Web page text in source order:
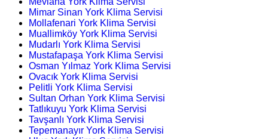
Mimar Sinan York Klima Servisi
Mollafenari York Klima Servisi
Muallimköy York Klima Servisi
Mudarlı York Klima Servisi
Mustafapaşa York Klima Servisi
Osman Yılmaz York Klima Servisi
Ovacık York Klima Servisi
Pelitli York Klima Servisi
Sultan Orhan York Klima Servisi
Tatlıkuyu York Klima Servisi
Tavşanlı York Klima Servisi
Tepemanayır York Klima Servisi